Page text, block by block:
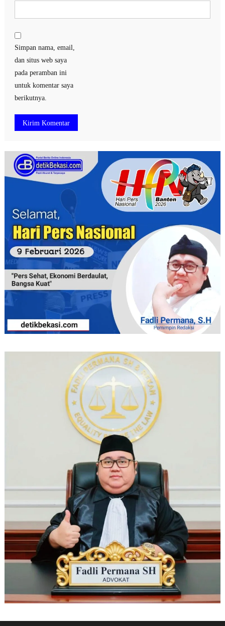
Simpan nama, email,
dan situs web saya
pada peramban ini
untuk komentar saya
berikutnya.